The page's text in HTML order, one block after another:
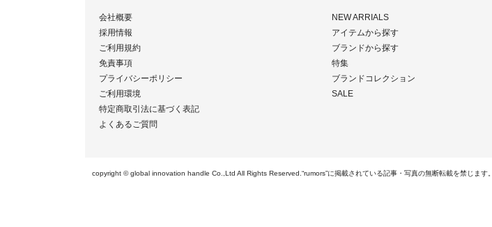
会社概要
採用情報
ご利用規約
免責事項
プライバシーポリシー
ご利用環境
特定商取引法に基づく表記
よくあるご質問
NEW ARRIALS
アイテムから探す
ブランドから探す
特集
ブランドコレクション
SALE
copyright © global innovation handle Co.,Ltd All Rights Reserved.“rumors”に掲載されている記事・写真の無断転載を禁じます。